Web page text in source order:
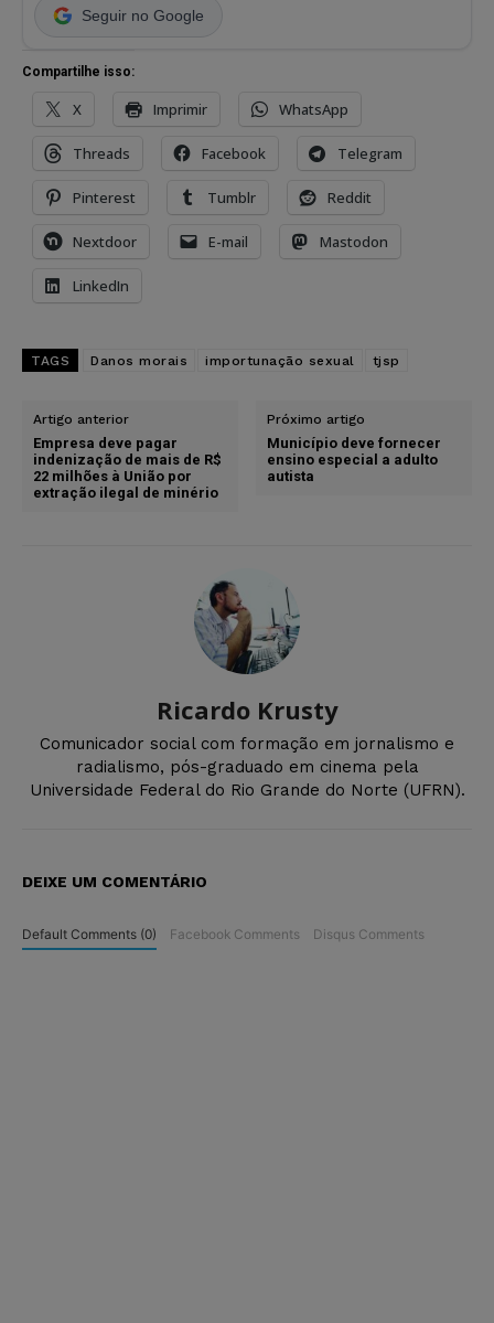
Seguir no Google
Compartilhe isso:
X Imprimir WhatsApp
Threads Facebook Telegram
Pinterest Tumblr Reddit
Nextdoor E-mail Mastodon
LinkedIn
TAGS Danos morais importunação sexual tjsp
Artigo anterior
Empresa deve pagar
indenização de mais de R$
22 milhões à União por
extração ilegal de minério
Próximo artigo
Município deve fornecer
ensino especial a adulto
autista
Ricardo Krusty
Comunicador social com formação em jornalismo e
radialismo, pós-graduado em cinema pela
Universidade Federal do Rio Grande do Norte (UFRN).
DEIXE UM COMENTÁRIO
Default Comments (0) Facebook Comments Disqus Comments